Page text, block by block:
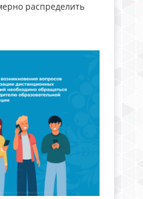
распределить